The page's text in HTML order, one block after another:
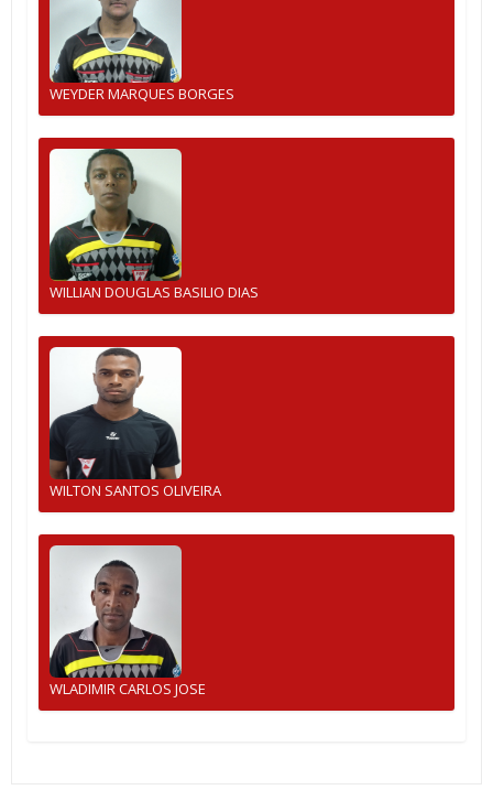
WEYDER MARQUES BORGES
WILLIAN DOUGLAS BASILIO DIAS
WILTON SANTOS OLIVEIRA
WLADIMIR CARLOS JOSE